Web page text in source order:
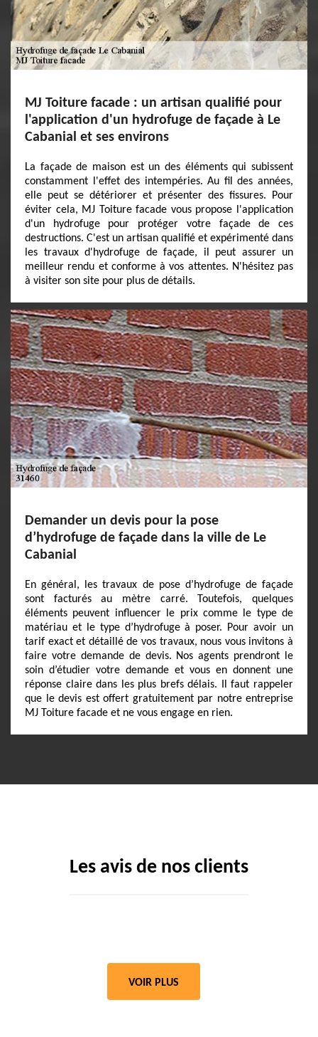
MJ Toiture facade : un artisan qualifié pour
l'application d'un hydrofuge de façade à Le
Cabanial et ses environs
La façade de maison est un des éléments qui subissent
constamment l'effet des intempéries. Au fil des années,
elle peut se détériorer et présenter des fissures. Pour
éviter cela, MJ Toiture facade vous propose l'application
d'un hydrofuge pour protéger votre façade de ces
destructions. C'est un artisan qualifié et expérimenté dans
les travaux d'hydrofuge de façade, il peut assurer un
meilleur rendu et conforme à vos attentes. N'hésitez pas
à visiter son site pour plus de détails.
Demander un devis pour la pose
d’hydrofuge de façade dans la ville de Le
Cabanial
En général, les travaux de pose d’hydrofuge de façade
sont facturés au mètre carré. Toutefois, quelques
éléments peuvent influencer le prix comme le type de
matériau et le type d’hydrofuge à poser. Pour avoir un
tarif exact et détaillé de vos travaux, nous vous invitons à
faire votre demande de devis. Nos agents prendront le
soin d’étudier votre demande et vous en donnent une
réponse claire dans les plus brefs délais. Il faut rappeler
que le devis est offert gratuitement par notre entreprise
MJ Toiture facade et ne vous engage en rien.
Les avis de nos clients
VOIR PLUS